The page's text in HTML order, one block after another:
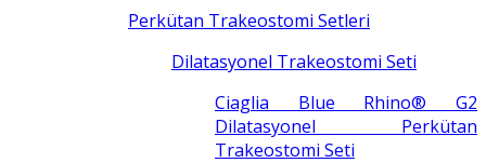
Perkütan Trakeostomi Setleri
Dilatasyonel Trakeostomi Seti
Ciaglia Blue Rhino® G2
Dilatasyonel Perkütan
Trakeostomi Seti